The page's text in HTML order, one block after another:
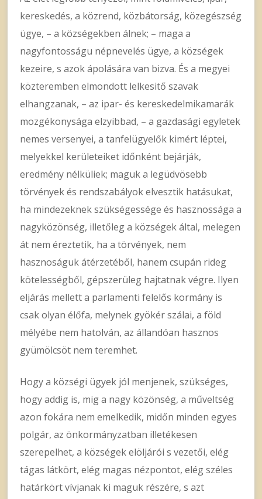
kereskedés, a közrend, közbátorság, közegészség
ügye, – a községekben álnek; – maga a
nagyfontosságu népnevelés ügye, a községek
kezeire, s azok ápolására van bizva. És a megyei
közteremben elmondott lelkesitő szavak
elhangzanak, – az ipar- és kereskedelmikamarák
mozgékonysága elzyibbad, – a gazdasági egyletek
nemes versenyei, a tanfelügyelők kimért léptei,
melyekkel kerületeiket időnként bejárják,
eredmény nélküliek; maguk a legüdvösebb
törvények és rendszabályok elvesztik hatásukat,
ha mindezeknek szükségessége és hasznossága a
nagyközönség, illetőleg a községek által, melegen
át nem éreztetik, ha a törvények, nem
hasznoságuk átérzetéből, hanem csupán rideg
kötelességből, gépszerüleg hajtatnak végre. Ilyen
eljárás mellett a parlamenti felelős kormány is
csak olyan élőfa, melynek gyökér szálai, a föld
mélyébe nem hatolván, az állandóan hasznos
gyümölcsöt nem teremhet.
Hogy a községi ügyek jól menjenek, szükséges,
hogy addig is, mig a nagy közönség, a műveltség
azon fokára nem emelkedik, midőn minden egyes
polgár, az önkormányzatban illetékesen
szerepelhet, a községek elöljárói s vezetői, elég
tágas látkört, elég magas nézpontot, elég széles
határkört vívjanak ki maguk részére, s azt